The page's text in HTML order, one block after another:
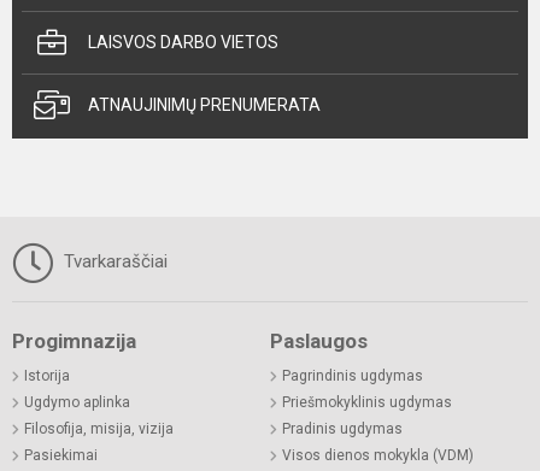
LAISVOS DARBO VIETOS
ATNAUJINIMŲ PRENUMERATA
Tvarkaraščiai
Progimnazija
Istorija
Ugdymo aplinka
Filosofija, misija, vizija
Pasiekimai
Paslaugos
Pagrindinis ugdymas
Priešmokyklinis ugdymas
Pradinis ugdymas
Visos dienos mokykla (VDM)